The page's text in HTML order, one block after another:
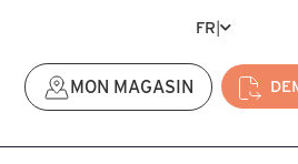
FR|
MON MAGASIN